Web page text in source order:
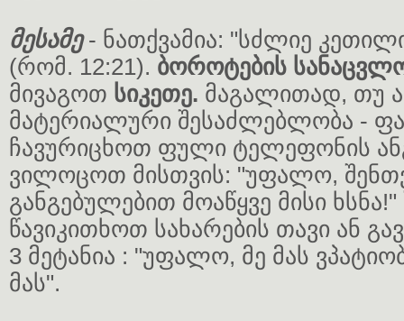
მესამე- ნათქვამია: "სძლიე
(რომ. 12:21). ბოროტების
მივაგოთ სიკეთე. მაგალითად, თუ
მატერიალური შესაძლებლობა -
ჩავურიცხოთ ფული ტელეფონის
ვილოცოთ მისთვის: "უფალო,
განგებულებით მოაწყვე მისი
წავიკითხოთ სახარების თავი ან
3 მეტანია : "უფალო, მე მას
მას".